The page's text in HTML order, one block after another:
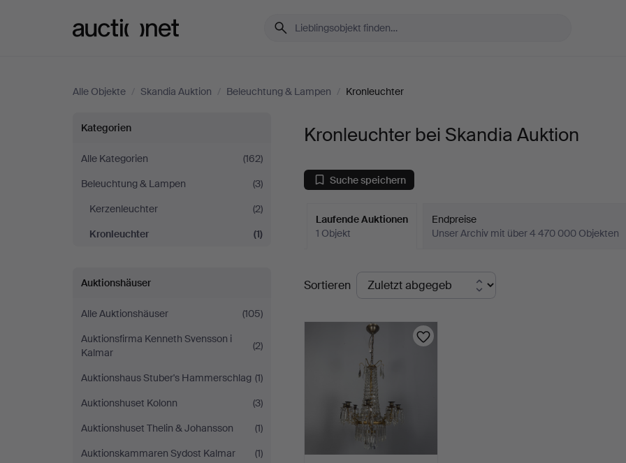
Alle Objekte / Skandia Auktion / Beleuchtung & Lampen / Kronleuchter
Kronleuchter
bei
Skandia
Auktion
Kategorien
Alle Kategorien
(162)
Beleuchtung & Lampen
(3)
Kerzenleuchter
(2)
Kronleuchter
(1)
Auktionshäuser
Alle Auktionshäuser
(105)
Auktionsfirma Kenneth Svensson i
Kalmar
(2)
Auktionshaus Stuber's Hammerschlag (1)
Auktionshuset Kolonn
(3)
Auktionshuset Thelin & Johansson
(1)
Auktionskammaren Sydost Kalmar
(1)
Kronleuchter bei Skandia Auktion
Suche speichern
Laufende Auktionen
1 Objekt
Endpreise
Unser Archiv mit über 4 470 000 Objekten
Laufende
Auktionen
Sortieren